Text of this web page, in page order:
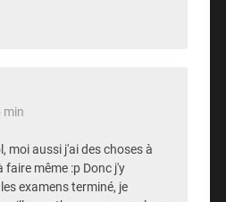
min
moi aussi j'ai des choses à
même :p Donc j'y
examens terminé, je